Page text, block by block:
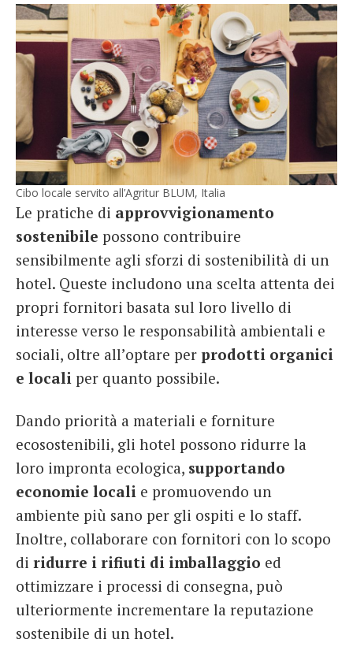
Cibo locale servito all’Agritur BLUM, Italia
Le pratiche di approvvigionamento
sostenibile possono contribuire
sensibilmente agli sforzi di sostenibilità di un
hotel. Queste includono una scelta attenta dei
propri fornitori basata sul loro livello di
interesse verso le responsabilità ambientali e
sociali, oltre all’optare per prodotti organici
e locali per quanto possibile.
Dando priorità a materiali e forniture
ecosostenibili, gli hotel possono ridurre la
loro impronta ecologica, supportando
economie locali e promuovendo un
ambiente più sano per gli ospiti e lo staff.
Inoltre, collaborare con fornitori con lo scopo
di ridurre i rifiuti di imballaggio ed
ottimizzare i processi di consegna, può
ulteriormente incrementare la reputazione
sostenibile di un hotel.